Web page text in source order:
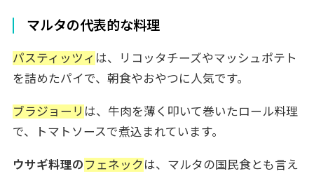
マルタの代表的な料理
パスティッツィ は、リコッタチーズやマッシュポテト
を詰めたパイで、朝食やおやつに人気です。
ブラジョーリ は、牛肉を薄く叩いて巻いたロール料理
で、トマトソースで煮込まれています。
ウサギ料理の フェネック は、マルタの国民食とも言え